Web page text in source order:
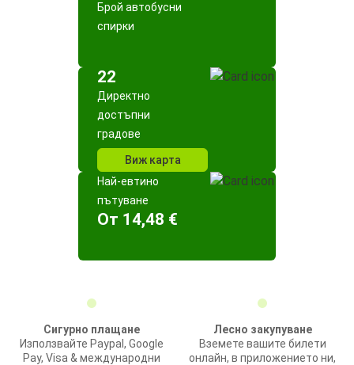
Брой автобусни
спирки
22
Директно
достъпни
градове
Виж карта
Най-евтино
пътуване
Oт 14,48 €
Сигурно плащане
Използвайте Paypal, Google
Pay, Visa & международни
Лесно закупуване
Вземете вашите билети
онлайн, в приложението ни,